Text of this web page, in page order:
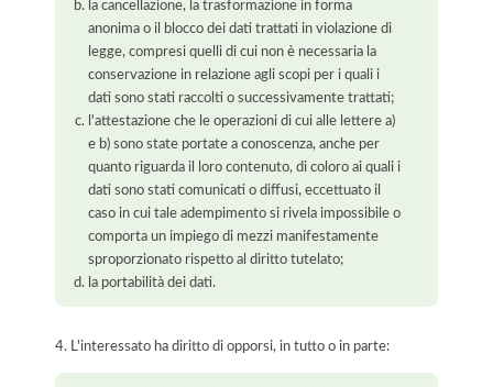
la cancellazione, la trasformazione in forma
anonima o il blocco dei dati trattati in violazione di
legge, compresi quelli di cui non è necessaria la
conservazione in relazione agli scopi per i quali i
dati sono stati raccolti o successivamente trattati;
l'attestazione che le operazioni di cui alle lettere a)
e b) sono state portate a conoscenza, anche per
quanto riguarda il loro contenuto, di coloro ai quali i
dati sono stati comunicati o diffusi, eccettuato il
caso in cui tale adempimento si rivela impossibile o
comporta un impiego di mezzi manifestamente
sproporzionato rispetto al diritto tutelato;
la portabilità dei dati.
4. L'interessato ha diritto di opporsi, in tutto o in parte: